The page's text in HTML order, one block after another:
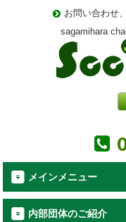
sagamihara
お問い合わせ
メインメニュー
内部団体のご紹介